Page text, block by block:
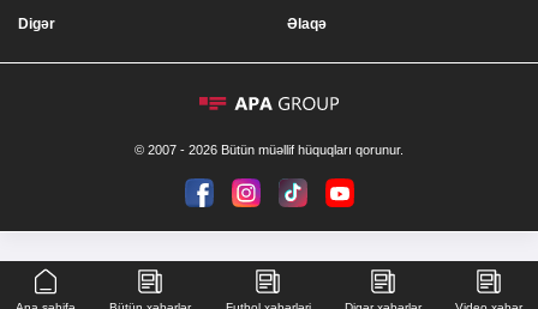
Digər Əlaqə
© 2007 - 2026 Bütün müəllif hüquqları qorunur.